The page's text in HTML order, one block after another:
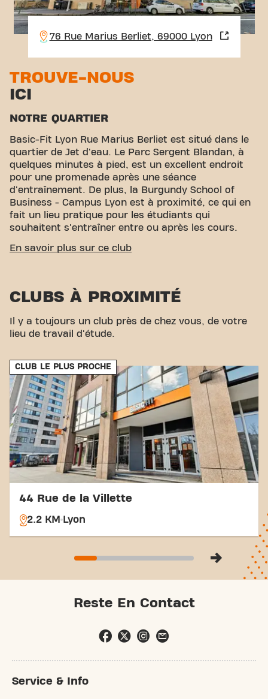
76 Rue Marius Berliet, 69000 Lyon
TROUVE-NOUS
ICI
NOTRE QUARTIER
Basic-Fit Lyon Rue Marius Berliet est situé dans le
quartier de Jet d'eau. Le Parc Sergent Blandan, à
quelques minutes à pied, est un excellent endroit
pour une promenade après une séance
d'entraînement. De plus, la Burgundy School of
Business - Campus Lyon est à proximité, ce qui en
fait un lieu pratique pour les étudiants qui
souhaitent s'entraîner entre ou après les cours.
ACCESSIBILITÉ FACILE
transport : Parking :Un parking est disponible à
Cazeneuve sont à quelques minutes à pied. Tram :
Les arrêts de tram Villon et Jet d'eau M. France
proximité.Gare :La gare SNCF Jean Macé est
également facilement accessible. Avec notre
emplacement pratique et des connexions de
transport variées, atteindre vos objectifs de fitness
n'a jamais été aussi simple. Venez au Basic-Fit Lyon
Rue Marius Berliet et rejoignez notre communauté
fitness.
En savoir plus sur ce club
CLUBS À PROXIMITÉ
Il y a toujours un club près de chez vous, de votre
lieu de travail d'étude.
CLUB LE PLUS PROCHE
44 Rue de la Villette
2.2 KM Lyon
Reste En Contact
Service & Info